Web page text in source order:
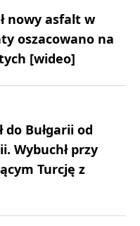
nowy asfalt w
oszacowano na
[wideo]
do Bułgarii od
Wybuchł przy
Turcję z